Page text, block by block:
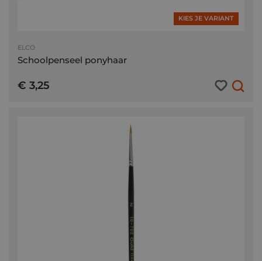
KIES JE VARIANT
ELCO
Schoolpenseel ponyhaar
€ 3,25